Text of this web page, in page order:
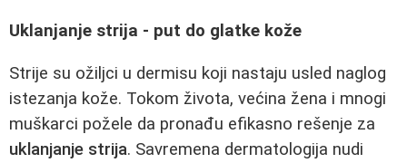
Uklanjanje strija - put do glatke kože
Strije su ožiljci u dermisu koji nastaju usled naglog
istezanja kože. Tokom života, većina žena i mnogi
muškarci požele da pronađu efikasno rešenje za
uklanjanje strija. Savremena dermatologija nudi